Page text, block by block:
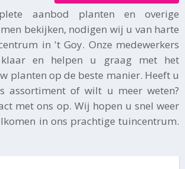
aanbod planten en overige
bekijken, nodigen wij u van harte
in 't Goy. Onze medewerkers
en helpen u graag met het
planten op de beste manier. Heeft u
assortiment of wilt u meer weten?
met ons op. Wij hopen u snel weer
in ons prachtige tuincentrum.